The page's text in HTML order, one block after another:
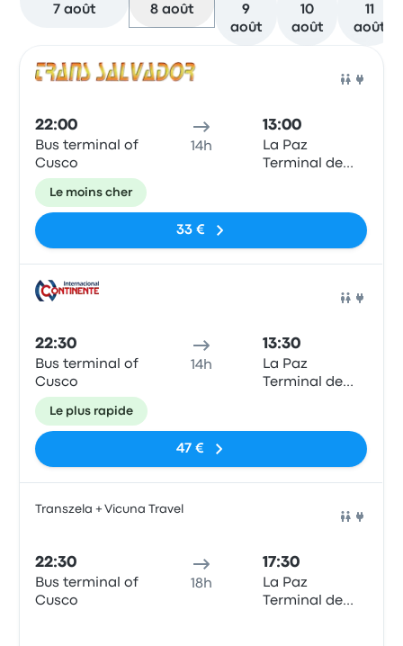
7 août
8 août
9
août
10
août
11
août
22:00
Bus terminal of
Cusco
14h
13:00
La Paz
Terminal de
Le moins cher
33 €
22:30
Bus terminal of
Cusco
14h
13:30
La Paz
Terminal de
Le plus rapide
47 €
Transzela + Vicuna Travel
22:30
Bus terminal of
Cusco
18h
17:30
La Paz
Terminal de